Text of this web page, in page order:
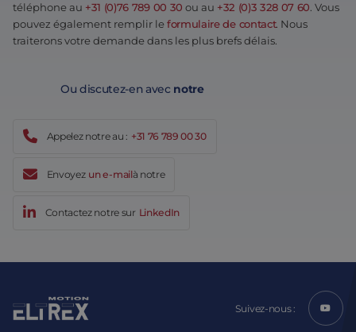
téléphone au +31 (0)76 789 00 30 ou au +32 (0)3 328 07 60. Vous
pouvez également remplir leformulaire de contact. Nous
traiterons votre demande dans les plus brefs délais.
Ou discutez-en avec notre
Appelez notre au : +31 76 789 00 30
Envoyez un e-mailà notre
Contactez notre sur LinkedIn
Suivez-nous :